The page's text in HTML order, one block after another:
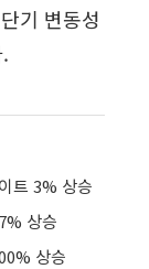
기 변동성
트 3% 상승
상승
상승